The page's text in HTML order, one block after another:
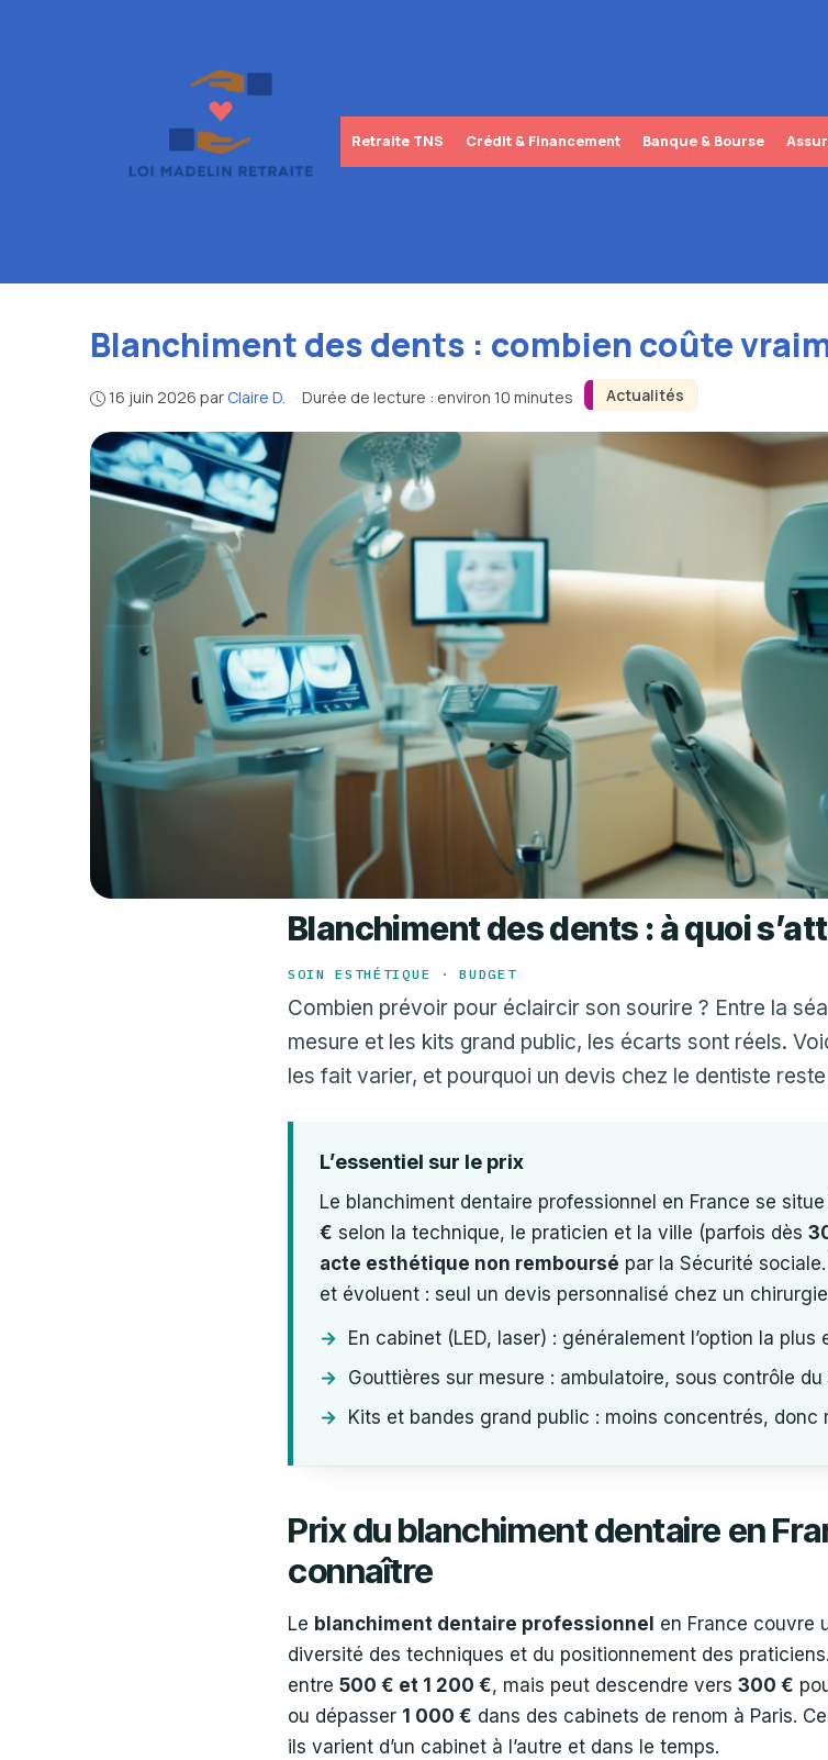
Retraite TNS Crédit & Financement Banque & Bourse
Actualités
Blanchiment des dents : combien coûte
16 juin 2026 par Claire D. · Durée de lecture : environ 10 minutes
Blanchiment des dents : à quoi
SOIN ESTHÉTIQUE · BUDGET
Combien prévoir pour éclaircir son sourire ? Entre la
mesure et les kits grand public, les écarts sont réels.
les fait varier, et pourquoi un devis chez le dentiste
L’essentiel sur le prix
Le blanchiment dentaire professionnel en France se
€ selon la technique, le praticien et la ville (parfois dès
acte esthétique non remboursé par la Sécurité
et évoluent : seul un devis personnalisé chez un
En cabinet (LED, laser) : généralement l’option la
Gouttières sur mesure : ambulatoire, sous contrôle
Kits et bandes grand public : moins concentrés,
Prix du blanchiment dentaire en
connaître
Le blanchiment dentaire professionnel en France couvre
diversité des techniques et du positionnement des
entre 500 € et 1 200 €, mais peut descendre vers 300 €
ou dépasser 1 000 € dans des cabinets de renom à Paris.
ils varient d’un cabinet à l’autre et dans le temps.